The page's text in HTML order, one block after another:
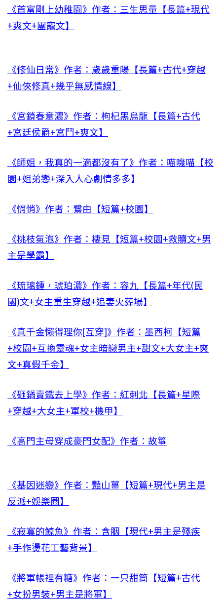
《首富剛上幼稚園》作者：三生思量【長篇+現代
+爽文+團寵文】
《修仙日常》作者：歲歲重陽【長篇+古代+穿越
+仙俠修真+幾乎無感情線】
《宮鎖春意濃》作者：枸杞黑烏龍【長篇+古代
+宮廷侯爵+宮鬥+爽文】
《師姐，我真的一滴都沒有了》作者：喵嘰喵【校
園+姐弟戀+深入人心劇情多多】
《悄悄》作者：鷺由【短篇+校園】
《桃枝氣泡》作者：棲見【短篇+校園+救贖文+男
主是學霸】
《琉璃鍾，琥珀濃》作者：容九【長篇+年代(民
國)文+女主重生穿越+追妻火葬場】
《真千金懶得理你[互穿]》作者：墨西柯【短篇
+校園+互換靈魂+女主暗戀男主+甜文+大女主+爽
文+真假千金】
《砸鍋賣鐵去上學》作者：紅刺北【長篇+星際
+穿越+大女主+軍校+機甲】
《高門主母穿成豪門女配》作者：故箏
《基因迷戀》作者：豔山薑【短篇+現代+男主是
反派+娛樂圈】
《寂寞的鯨魚》作者：含胭【現代+男主是殘疾
+手作燙花工藝背景】
《將軍帳裡有糖》作者：一只甜筒【短篇+古代
+女扮男裝+男主是將軍】